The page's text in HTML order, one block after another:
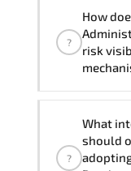
?
How
risk
?
What
should